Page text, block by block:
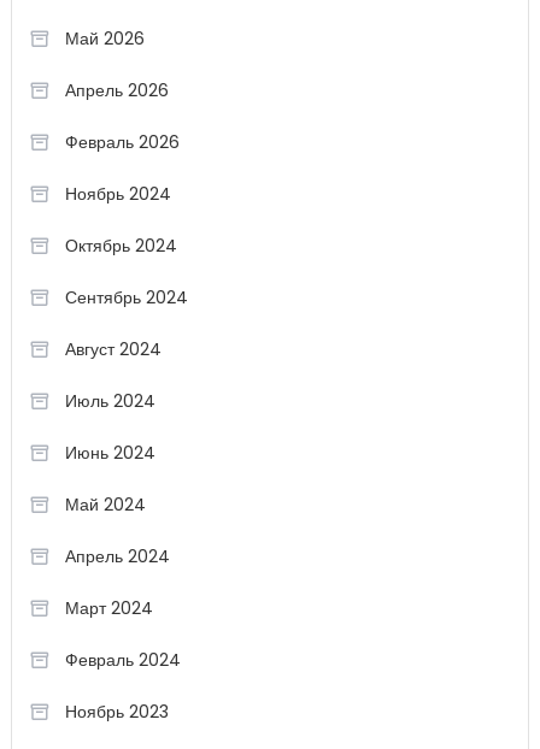
Май 2026
Апрель 2026
Февраль 2026
Ноябрь 2024
Октябрь 2024
Сентябрь 2024
Август 2024
Июль 2024
Июнь 2024
Май 2024
Апрель 2024
Март 2024
Февраль 2024
Ноябрь 2023